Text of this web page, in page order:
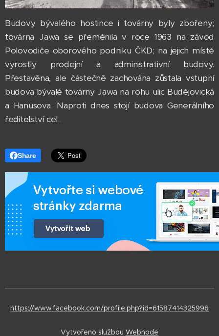
Budovy bývalého hostince i továrny byly zbořeny;
továrna Jawa se přeměnila v roce 1963 na závod
Polovodiče oborového podniku ČKD; na jejich místě
vyrostly prodejní a administrativní budovy.
Přestavěna, ale částečně zachována zůstala vstupní
budova bývalé továrny Jawa na rohu ulic Budějovická
a Hanusova. Naproti dnes stojí budova Generálního
ředitelství cel.
Share
https://www.facebook.com/profile.php?id=61587414325996
Vytvořeno službou Webnode